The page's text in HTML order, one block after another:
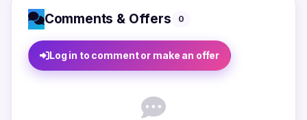
Comments & Offers 0
Log in to comment or make an offer